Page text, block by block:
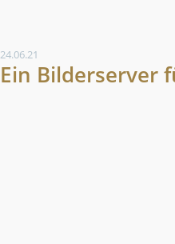
24.06.21
Ein Bilderserver